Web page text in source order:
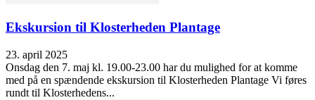
Ekskursion til Klosterheden Plantage
23. april 2025
Onsdag den 7. maj kl. 19.00-23.00 har du mulighed for at komme
med på en spændende ekskursion til Klosterheden Plantage Vi føres
rundt til Klosterhedens...